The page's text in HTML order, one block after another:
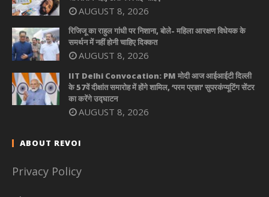
AUGUST 8, 2026
रिजिजू का राहुल गांधी पर निशाना, बोले- महिला आरक्षण विधेयक के
समर्थन में नहीं होनी चाहिए दिक्कत
AUGUST 8, 2026
IIT Delhi Convocation: PM मोदी आज आईआईटी दिल्ली
के 57वें दीक्षांत समारोह में होंगे शामिल, ‘परम प्रज्ञा’ सुपरकंप्यूटिंग सेंटर
का करेंगे उद्घाटन
AUGUST 8, 2026
ABOUT REVOI
Privacy Policy